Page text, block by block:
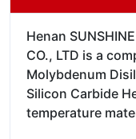
Henan
CO., LTD is a
Molybdenum
Silicon Carbide
temperature